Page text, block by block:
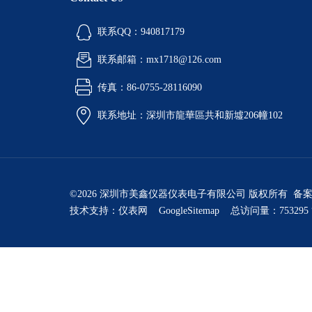
联系QQ：940817179
联系邮箱：mx1718@126.com
传真：86-0755-28116090
联系地址：深圳市龍華區共和新墟206幢102
©2026 深圳市美鑫仪器仪表电子有限公司 版权所有 备
技术支持： 仪表网 GoogleSitemap 总访问量：753295